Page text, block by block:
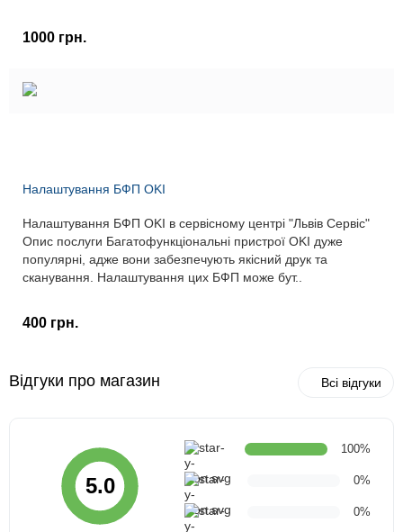
1000 грн.
Налаштування БФП OKI
Налаштування БФП OKI в сервісному центрі "Львів Сервіс"
Опис послуги Багатофункціональні пристрої OKI дуже
популярні, адже вони забезпечують якісний друк та
сканування. Налаштування цих БФП може бут..
400 грн.
Відгуки про магазин Всі відгуки
5.0
100%
0%
0%